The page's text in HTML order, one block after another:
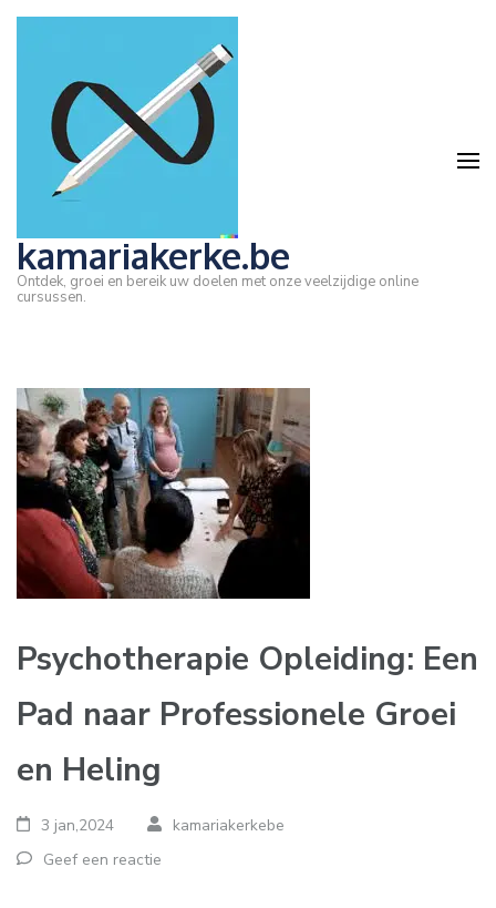
Ga
Enter)
kamariakerke.be
Ontdek, groei en bereik uw doelen met onze veelzijdige online
cursussen.
Psychotherapie Opleiding: Een
Pad naar Professionele Groei
en Heling
3 jan,2024
kamariakerkebe
Geef een reactie